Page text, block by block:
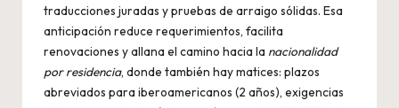
traducciones juradas y pruebas de arraigo sólidas. Esa
anticipación reduce requerimientos, facilita
renovaciones y allana el camino hacia la nacionalidad
por residencia, donde también hay matices: plazos
abreviados para iberoamericanos (2 años), exigencias